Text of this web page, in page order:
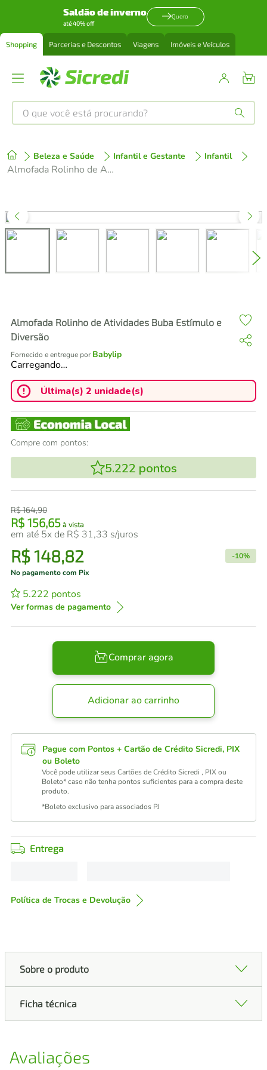
Saldão de inverno
até 40% off
Quero
Shopping Parcerias e Descontos Viagens Imóveis e Veículos
O que você está procurando?
Beleza e Saúde Infantil e Gestante Infantil
Almofada Rolinho de Atividades Buba Estímulo e Diversão
Almofada Rolinho de Atividades Buba Estímulo e
Diversão
Fornecido e entregue por Babylip
Carregando…
Última(s) 2 unidade(s)
Compre com pontos:
5.222 pontos
R$164,90
R$ 156,65 à vista
em até 5x de R$ 31,33 s/juros
R$148,82 -10%
No pagamento com Pix
5.222 pontos
Ver formas de pagamento
Comprar agora
Adicionar ao carrinho
Pague com Pontos + Cartão de Crédito Sicredi, PIX
ou Boleto
Você pode utilizar seus Cartões de Crédito Sicredi , PIX ou
Boleto* caso não tenha pontos suficientes para a compra deste
produto.
*Boleto exclusivo para associados PJ
Entrega
Política de Trocas e Devolução
Sobre o produto
Ficha técnica
Avaliações
1º tenis
perfume